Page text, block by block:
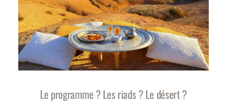
Le programme ? Les riads ? Le désert ?